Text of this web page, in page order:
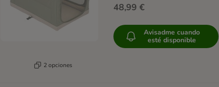
2 opciones
48,99 €
Avisadme cuando
esté disponible